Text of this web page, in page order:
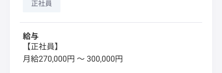
正社員
給与
【正社員】
月給270,000円 〜 300,000円